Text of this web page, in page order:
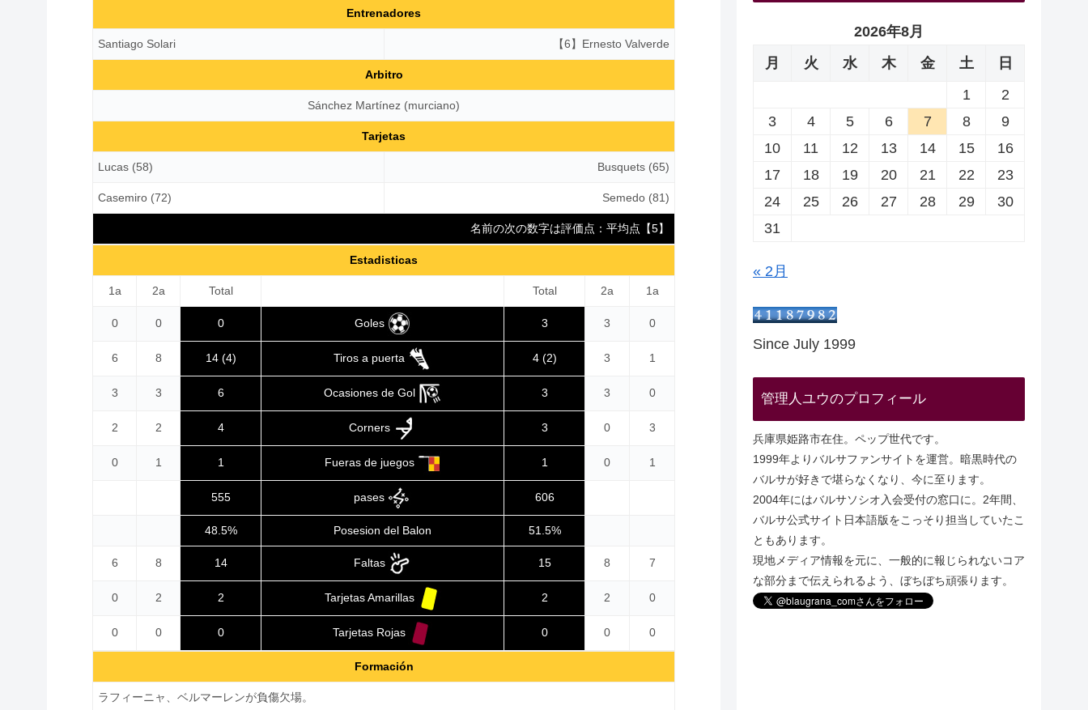
6年連続コパ決勝
この10年で10回目
キラー復活
Entrenadores
Santiago Solari 【6】Ernesto Valverde
Arbitro
Sánchez Martínez (murciano)
Tarjetas
Lucas (58) Busquets (65)
Casemiro (72) Semedo (81)
名前の次の数字は評価点：平均点【5】
Estadisticas
1a 2a Total Total 2a 1a
0 0 0 Goles 3 3 0
6 8 14 (4) Tiros a puerta 4 (2) 3 1
3 3 6 Ocasiones de Gol 3 3 0
2 2 4 Corners 3 0 3
0 1 1 Fueras de juegos 1 0 1
555 pases 606
48.5% Posesion del Balon 51.5%
6 8 14 Faltas 15 8 7
0 2 2 Tarjetas Amarillas 2 2 0
0 0 0 Tarjetas Rojas 0 0 0
Formación
ラフィーニャ、ベルマーレンが負傷欠場。
2026年8月
月
火 水 木 金 土
日
1
2
3
4 5 6 7 8
9
10
11 12 13 14 15
16
17
18 19 20 21 22
23
24
25 26 27 28 29
30
31
« 2月
Since July 1999
管理人ユウのプロフィール
兵庫県姫路市在住。ペップ世代です。
1999年よりバルサファンサイトを運営。暗黒時代の
バルサが好きで堪らなくなり、今に至ります。
2004年にはバルサソシオ入会受付の窓口に。2年間、
バルサ公式サイト日本語版をこっそり担当していたこ
ともあります。
現地メディア情報を元に、一般的に報じられないコア
な部分まで伝えられるよう、ぼちぼち頑張ります。